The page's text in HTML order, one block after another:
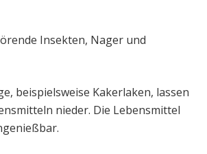
Insekten, Nager und
beispielsweise Kakerlaken, lassen
nieder. Die Lebensmittel